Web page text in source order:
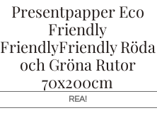
Presentpapper Eco
Friendly
FriendlyFriendly Röda
och Gröna Rutor
70x200cm
REA!